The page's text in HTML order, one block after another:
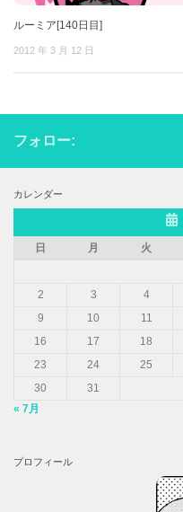
ルーミア[140日目]
2012 年 3 月 12 日
フォロー:
カレンダー
日
月 火
2
3 4
9
10 11
16
17 18
23
24 25
30
31
« 7月
プロフィール